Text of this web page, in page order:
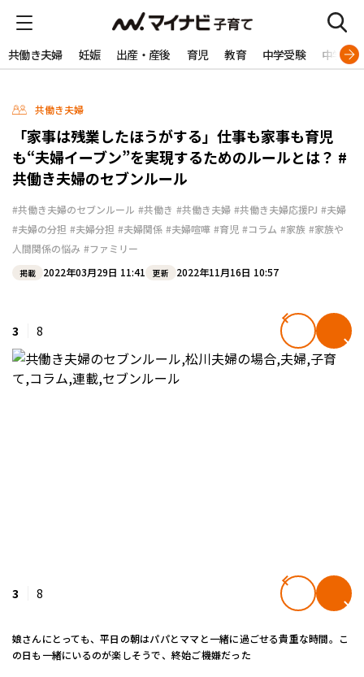
共働き夫婦 妊娠 出産・産後 育児 教育 中学受験 中学生
共働き夫婦
「家事は残業したほうがする」仕事も家事も育児
も“夫婦イーブン”を実現するためのルールとは？ #
共働き夫婦のセブンルール
#共働き夫婦のセブンルール #共働き #共働き夫婦 #共働き夫婦応援PJ #夫婦
#夫婦の分担 #夫婦分担 #夫婦関係 #夫婦喧嘩 #育児 #コラム #家族 #家族や
人間関係の悩み #ファミリー
掲載 2022年03月29日 11:41 更新 2022年11月16日 10:57
3 8
3 8
娘さんにとっても、平日の朝はパパとママと一緒に過ごせる貴重な時間。こ
の日も一緒にいるのが楽しそうで、終始ご機嫌だった